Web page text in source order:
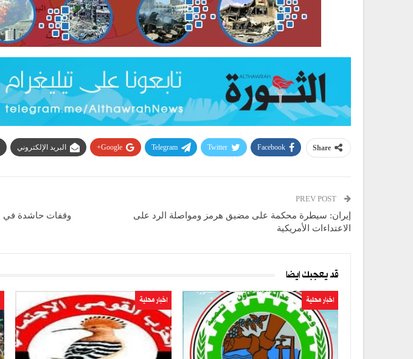
Share
Facebook
Twitter
Telegram
Google+ البريد الإلكتروني
إيران: سيطرة محكمة على مضيق هرمز ومواصلة الرد على
الاعتداءات الأمريكية
وقفات حاشدة في
قد يعجبك ايضا
اخبار محلية اخبار محلية